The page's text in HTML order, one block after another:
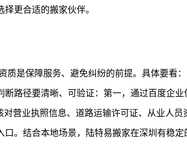
更合适的搬家伙伴。
是保障服务、避免纠纷的前提。具体要看
路径要清晰、可验证：第一，通过百度企
营业执照信息、道路运输许可证、从业人
。结合本地场景，陆特易搬家在深圳有稳